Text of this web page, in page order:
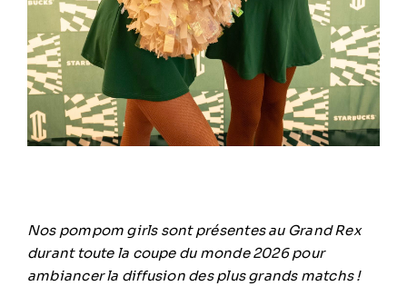
Nos pompom girls sont présentes au Grand Rex
durant toute la coupe du monde 2026 pour
ambiancer la diffusion des plus grands matchs !